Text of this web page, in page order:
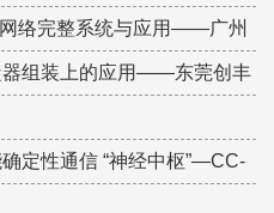
络完整系统与应用——广州
器组装上的应用——东莞创丰
定性通信 “神经中枢”—CC-